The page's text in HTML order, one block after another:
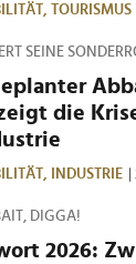
TOURISMUS
SEINE
die
INDUSTRIE
DIGGA!
2026: